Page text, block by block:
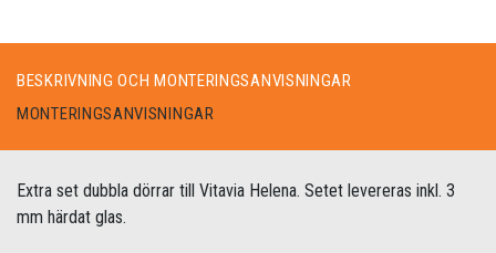
BESKRIVNING OCH MONTERINGSANVISNINGAR
MONTERINGSANVISNINGAR
Extra set dubbla dörrar till Vitavia Helena. Setet levereras inkl. 3
mm härdat glas.